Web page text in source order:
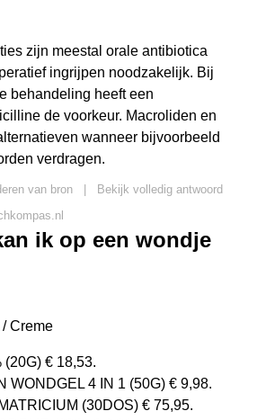
zijn meestal orale antibiotica
ingrijpen noodzakelijk. Bij
behandeling heeft een
de voorkeur. Macroliden en
wanneer bijvoorbeeld
verdragen.
van bron
Bekijk volledig antwoord
ik op een wondje
Creme
€ 18,53.
WONDGEL 4 IN 1 (50G) € 9,98.
(30DOS) € 75,95.